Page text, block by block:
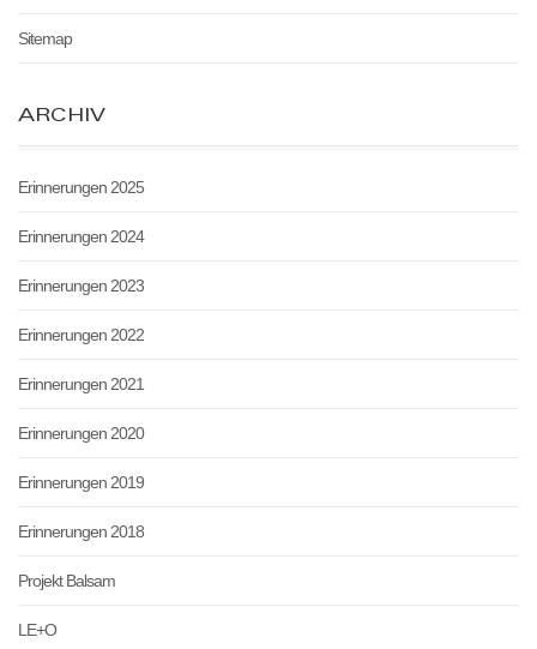
Sitemap
ARCHIV
Erinnerungen 2025
Erinnerungen 2024
Erinnerungen 2023
Erinnerungen 2022
Erinnerungen 2021
Erinnerungen 2020
Erinnerungen 2019
Erinnerungen 2018
Projekt Balsam
LE+O